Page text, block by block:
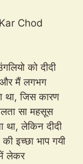
दिया,
Chod
को दीदी
और मैं लगभग
था, जिस कारण
सा महसूस
था, लेकिन दीदी
इच्छा भाप गयी
लेकर